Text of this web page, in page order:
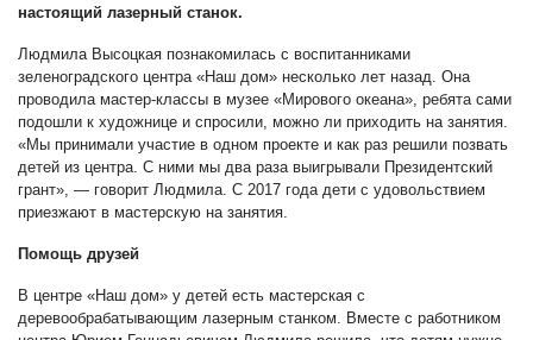
настоящий лазерный станок.
Людмила Высоцкая познакомилась с воспитанниками
зеленоградского центра «Наш дом» несколько лет назад. Она
проводила мастер-классы в музее «Мирового океана», ребята сами
подошли к художнице и спросили, можно ли приходить на занятия.
«Мы принимали участие в одном проекте и как раз решили позвать
детей из центра. С ними мы два раза выигрывали Президентский
грант», — говорит Людмила. С 2017 года дети с удовольствием
приезжают в мастерскую на занятия.
Помощь друзей
В центре «Наш дом» у детей есть мастерская с
деревообрабатывающим лазерным станком. Вместе с работником